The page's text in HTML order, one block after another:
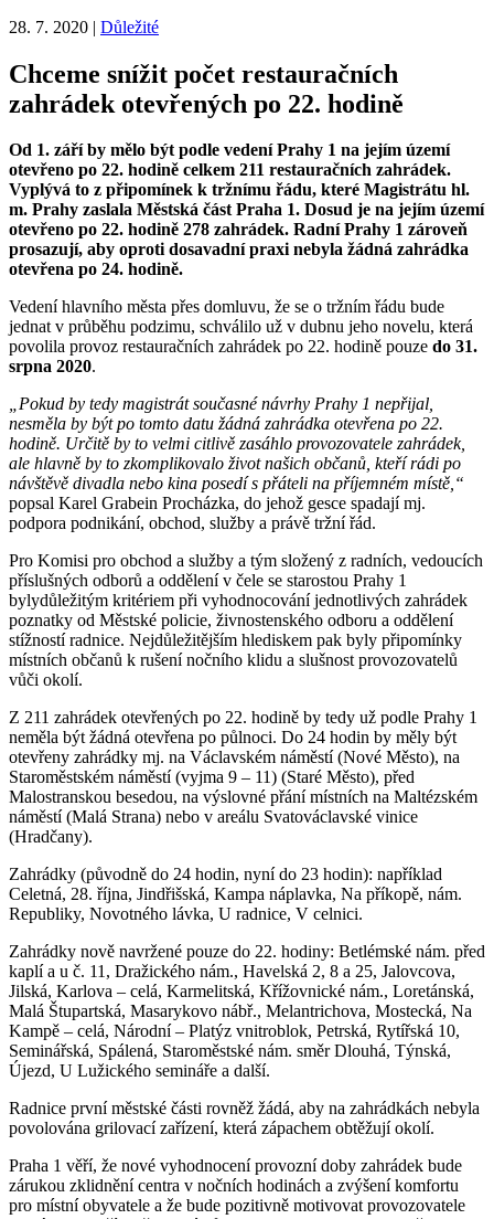
28. 7. 2020 | Důležité
Chceme snížit počet restauračních
zahrádek otevřených po 22. hodině
Od 1. září by mělo být podle vedení Prahy 1 na jejím území
otevřeno po 22. hodině celkem 211 restauračních zahrádek.
Vyplývá to z připomínek k tržnímu řádu, které Magistrátu hl.
m. Prahy zaslala Městská část Praha 1. Dosud je na jejím území
otevřeno po 22. hodině 278 zahrádek. Radní Prahy 1 zároveň
prosazují, aby oproti dosavadní praxi nebyla žádná zahrádka
otevřena po 24. hodině.
Vedení hlavního města přes domluvu, že se o tržním řádu bude
jednat v průběhu podzimu, schválilo už v dubnu jeho novelu, která
povolila provoz restauračních zahrádek po 22. hodině pouze do 31.
srpna 2020.
„Pokud by tedy magistrát současné návrhy Prahy 1 nepřijal,
nesměla by být po tomto datu žádná zahrádka otevřena po 22.
hodině. Určitě by to velmi citlivě zasáhlo provozovatele zahrádek,
ale hlavně by to zkomplikovalo život našich občanů, kteří rádi po
návštěvě divadla nebo kina posedí s přáteli na příjemném místě,“
popsal Karel Grabein Procházka, do jehož gesce spadají mj.
podpora podnikání, obchod, služby a právě tržní řád.
Pro Komisi pro obchod a služby a tým složený z radních, vedoucích
příslušných odborů a oddělení v čele se starostou Prahy 1
bylydůležitým kritériem při vyhodnocování jednotlivých zahrádek
poznatky od Městské policie, živnostenského odboru a oddělení
stížností radnice. Nejdůležitějším hlediskem pak byly připomínky
místních občanů k rušení nočního klidu a slušnost provozovatelů
vůči okolí.
Z 211 zahrádek otevřených po 22. hodině by tedy už podle Prahy 1
neměla být žádná otevřena po půlnoci. Do 24 hodin by měly být
otevřeny zahrádky mj. na Václavském náměstí (Nové Město), na
Staroměstském náměstí (vyjma 9 – 11) (Staré Město), před
Malostranskou besedou, na výslovné přání místních na Maltézském
náměstí (Malá Strana) nebo v areálu Svatováclavské vinice
(Hradčany).
Zahrádky (původně do 24 hodin, nyní do 23 hodin): například
Celetná, 28. října, Jindřišská, Kampa náplavka, Na příkopě, nám.
Republiky, Novotného lávka, U radnice, V celnici.
Zahrádky nově navržené pouze do 22. hodiny: Betlémské nám. před
kaplí a u č. 11, Dražického nám., Havelská 2, 8 a 25, Jalovcova,
Jilská, Karlova – celá, Karmelitská, Křížovnické nám., Loretánská,
Malá Štupartská, Masarykovo nábř., Melantrichova, Mostecká, Na
Kampě – celá, Národní – Platýz vnitroblok, Petrská, Rytířská 10,
Seminářská, Spálená, Staroměstské nám. směr Dlouhá, Týnská,
Újezd, U Lužického semináře a další.
Radnice první městské části rovněž žádá, aby na zahrádkách nebyla
povolována grilovací zařízení, která zápachem obtěžují okolí.
Praha 1 věří, že nové vyhodnocení provozní doby zahrádek bude
zárukou zklidnění centra v nočních hodinách a zvýšení komfortu
pro místní obyvatele a že bude pozitivně motivovat provozovatele